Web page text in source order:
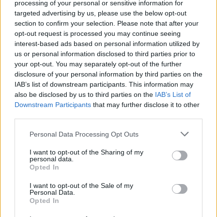
processing of your personal or sensitive information for
targeted advertising by us, please use the below opt-out
section to confirm your selection. Please note that after your
opt-out request is processed you may continue seeing
interest-based ads based on personal information utilized by
us or personal information disclosed to third parties prior to
your opt-out. You may separately opt-out of the further
disclosure of your personal information by third parties on the
IAB’s list of downstream participants. This information may
also be disclosed by us to third parties on the IAB’s List of
Downstream Participants that may further disclose it to other
Please note that this website/app uses one or more Google
not limited to your visit or usage behaviour. You may click to
grant or deny consent to Google and its third-party tags to
use your data for below specified purposes in below Google
consent section.
Personal Data Processing Opt Outs
I want to opt-out of the Sharing of my
personal data.
Opted In
I want to opt-out of the Sale of my
Personal Data.
Opted In
középiskolai pedagógusok.
A tervezetthez képest többen vehetnek
részt a Mastercard – Alkotótárs
ösztöndíjprogramban
A pályázatra érkezett alkotások olyan magas színvonalat
képviseltek mind szakmai kreativitás, mind társadalmi
három helyett ismét négy győztest választott.
Elérhető a Moholy-Nagy László
Formatervezési Ösztöndíj idei pályázata